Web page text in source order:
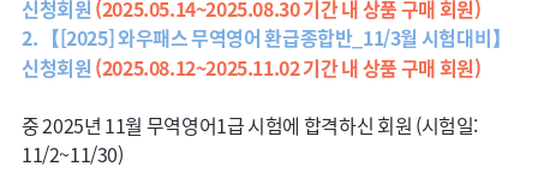
신청회원 (2025.05.14~2025.08.30 기간 내 상품 구매 회원)
2. 【[2025] 와우패스 무역영어 환급종합반_11/3월 시험대비】
신청회원 (2025.08.12~2025.11.02 기간 내 상품 구매 회원)
중 2025년 11월 무역영어1급 시험에 합격하신 회원 (시험일:
11/2~11/30)